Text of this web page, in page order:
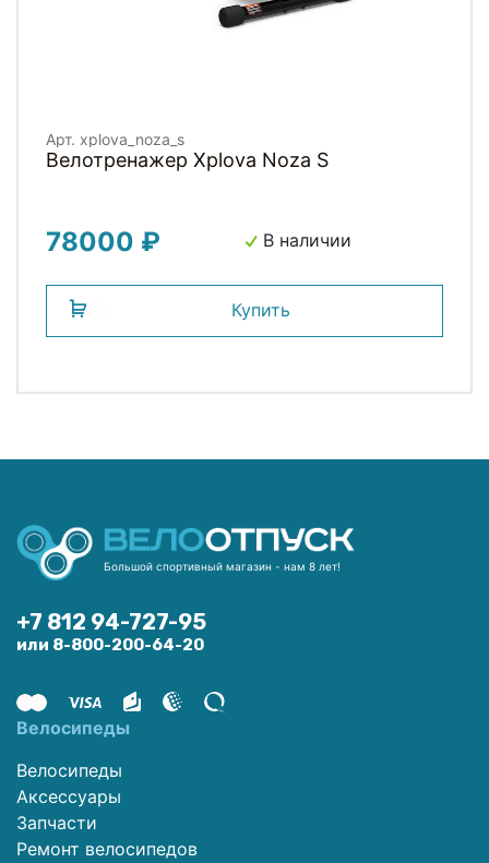
Арт. xplova_noza_s
Велотренажер Xplova Noza S
78000 ₽ В наличии
Купить
Большой спортивный магазин - нам 8 лет!
+7 812 94-727-95
или 8-800-200-64-20
Велосипеды
Велосипеды
Аксессуары
Запчасти
Ремонт велосипедов